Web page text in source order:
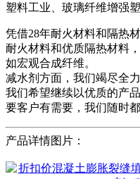
塑料工业、玻璃纤维增​​强
凭借28年耐火材料和隔热
耐火材料和优质隔热材料
如宏观合成纤维。
减水剂方面，我们竭尽全
我们希望继续以优质的产
要客户有需要，我们随时都
产品详情图片：